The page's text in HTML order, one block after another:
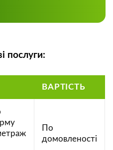
послуги:
ВАРТІСТЬ
По
домовленості